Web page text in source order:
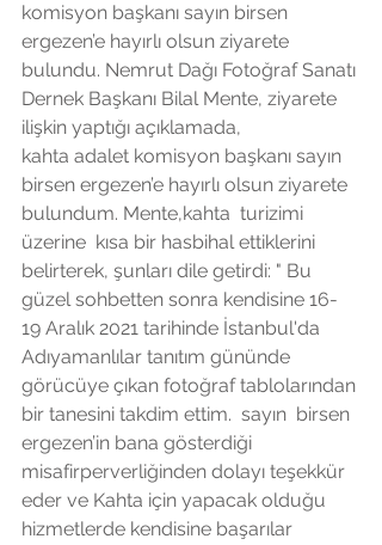
komisyon başkanı sayın birsen
ergezen’e hayırlı olsun ziyarete
bulundu. Nemrut Dağı Fotoğraf Sanatı
Dernek Başkanı Bilal Mente, ziyarete
ilişkin yaptığı açıklamada,
kahta adalet komisyon başkanı sayın
birsen ergezen’e hayırlı olsun ziyarete
bulundum. Mente,kahta  turizimi
üzerine  kısa bir hasbihal ettiklerini
belirterek, şunları dile getirdi: " Bu
güzel sohbetten sonra kendisine 16-
19 Aralık 2021 tarihinde İstanbul'da
Adıyamanlılar tanıtım gününde
görücüye çıkan fotoğraf tablolarından
bir tanesini takdim ettim.  sayın  birsen
ergezen’in bana gösterdiği
misafirperverliğinden dolayı teşekkür
eder ve Kahta için yapacak olduğu
hizmetlerde kendisine başarılar